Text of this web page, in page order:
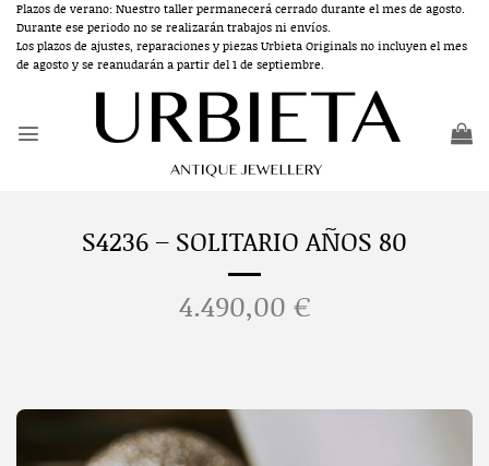
Saltar
contenido
Plazos de verano: Nuestro taller permanecerá cerrado durante el mes de agosto.
Durante ese periodo no se realizarán trabajos ni envíos.
Los plazos de ajustes, reparaciones y piezas Urbieta Originals no incluyen el mes
de agosto y se reanudarán a partir del 1 de septiembre.
S4236 – SOLITARIO AÑOS 80
4.490,00 €